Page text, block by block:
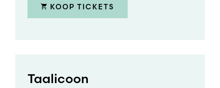
KOOP TICKETS
Taalicoon